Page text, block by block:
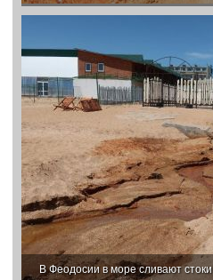
В Феодосии в море сливают стоки